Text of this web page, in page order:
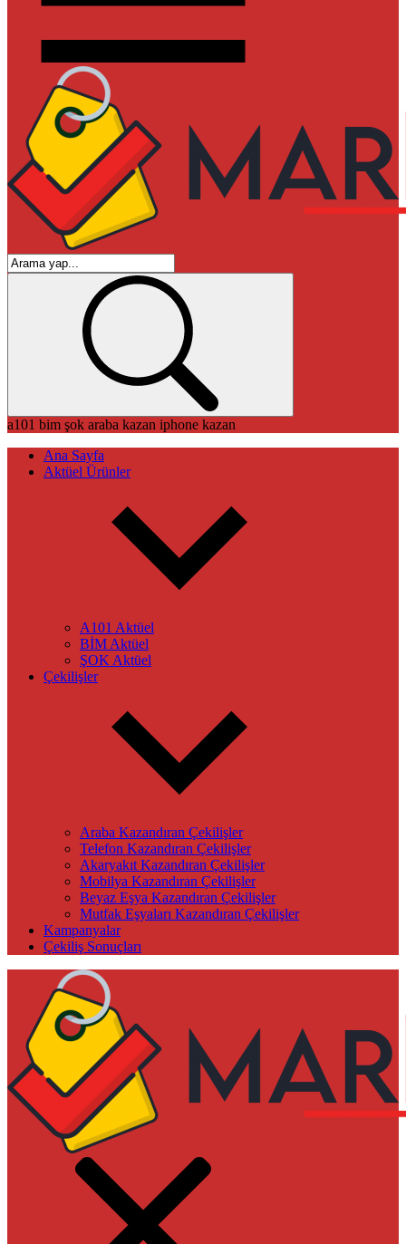
a101 bim şok araba kazan iphone kazan
Ana Sayfa
Aktüel Ürünler
A101 Aktüel
BİM Aktüel
ŞOK Aktüel
Çekilişler
Araba Kazandıran Çekilişler
Telefon Kazandıran Çekilişler
Akaryakıt Kazandıran Çekilişler
Mobilya Kazandıran Çekilişler
Beyaz Eşya Kazandıran Çekilişler
Mutfak Eşyaları Kazandıran Çekilişler
Kampanyalar
Çekiliş Sonuçları